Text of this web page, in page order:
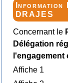
DRAJES
Concernant le
Délégation
l'engagement
Affiche 1